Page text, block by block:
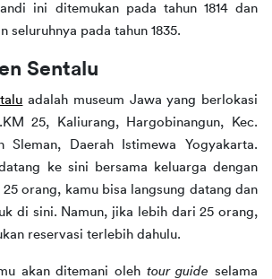
ini ditemukan pada tahun 1814 dan
seluruhnya pada tahun 1835.
Sentalu
adalah museum Jawa yang berlokasi
25, Kaliurang, Hargobinangun, Kec.
Sleman, Daerah Istimewa Yogyakarta.
ke sini bersama keluarga dengan
orang, kamu bisa langsung datang dan
di sini. Namun, jika lebih dari 25 orang,
reservasi terlebih dahulu.
akan ditemani oleh tour guide selama